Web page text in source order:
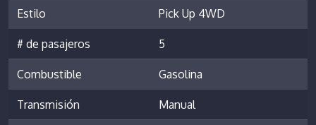
Estilo Pick Up 4WD
# de pasajeros 5
Combustible Gasolina
Transmisión Manual